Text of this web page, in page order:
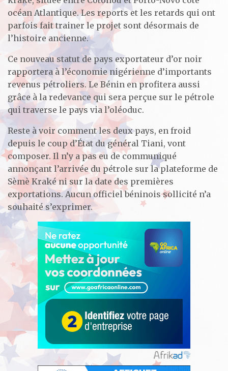
océan Atlantique. Les reports et les retards qui ont
parfois fait trainer le projet sont désormais de
l’histoire ancienne.
Ce nouveau statut de pays exportateur d’or noir
rapportera à l’économie nigérienne d’importants
revenus pétroliers. Le Bénin en profitera aussi
grâce à la redevance qui sera perçue sur le pétrole
qui traverse le pays via l’oléoduc.
Reste à voir comment les deux pays, en froid
depuis le coup d’État du général Tiani, vont
composer. Il n’y a pas eu de communiqué
annonçant l’arrivée du pétrole sur la plateforme de
Sèmè Kraké ni sur la date des premières
exportations. Aucun officiel béninois sollicité n’a
souhaité s’exprimer.